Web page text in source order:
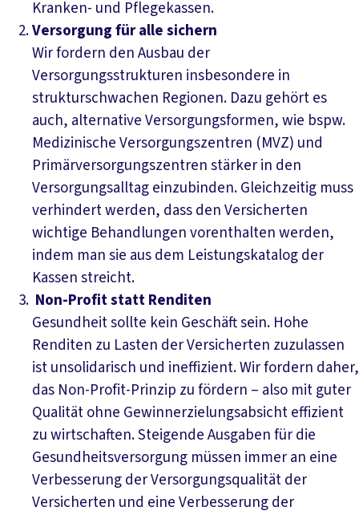
Kranken- und Pflegekassen.
Versorgung für alle sichern
Wir fordern den Ausbau der
Versorgungsstrukturen insbesondere in
strukturschwachen Regionen. Dazu gehört es
auch, alternative Versorgungsformen, wie bspw.
Medizinische Versorgungszentren (MVZ) und
Primärversorgungszentren stärker in den
Versorgungsalltag einzubinden. Gleichzeitig muss
verhindert werden, dass den Versicherten
wichtige Behandlungen vorenthalten werden,
indem man sie aus dem Leistungskatalog der
Kassen streicht.
Non-Profit statt Renditen
Gesundheit sollte kein Geschäft sein. Hohe
Renditen zu Lasten der Versicherten zuzulassen
ist unsolidarisch und ineffizient. Wir fordern daher,
das Non-Profit-Prinzip zu fördern – also mit guter
Qualität ohne Gewinnerzielungsabsicht effizient
zu wirtschaften. Steigende Ausgaben für die
Gesundheitsversorgung müssen immer an eine
Verbesserung der Versorgungsqualität der
Versicherten und eine Verbesserung der